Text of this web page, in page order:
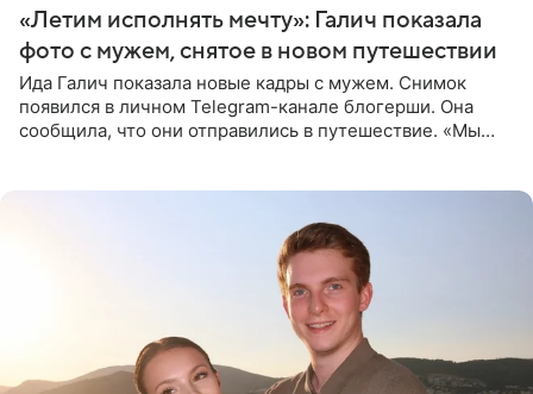
«Летим исполнять мечту»: Галич показала
фото с мужем, снятое в новом путешествии
Ида Галич показала новые кадры с мужем. Снимок
появился в личном Telegram-канале блогерши. Она
сообщила, что они отправились в путешествие. «Мы